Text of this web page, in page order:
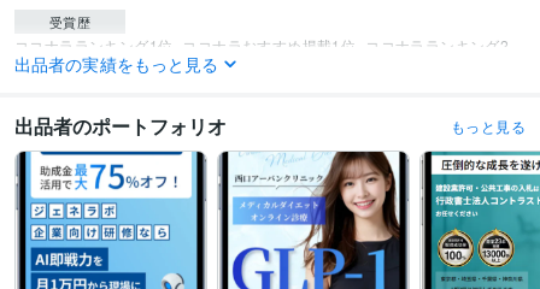
受賞歴
ココナラランキング1位 ココナラおすすめ掲載1位
ココナラランキング2
位 SEOアフィリエイト　KW1位　8サイト達成
ビジネス・クリエイティブツール
STUDIO:2年WordPress:10年Excel:10年
Google スプレッドシート:10年
PowerPoint:7年Word:3年 BASE:8年EC Force:4年EC-CUBE:7年
Shopify:7年 freee:4年Moneyfoward:4年Google Analytics:10年
Google Tag Manager:10年
Hubspot:3年Zoho:0年Zapier:3年
ChatGPT:2年
Adobe Photoshop:10年
Adobe Illustrator:10年
得意分野
出品者の実績をもっと見る
出品者のポートフォリオ もっと見る